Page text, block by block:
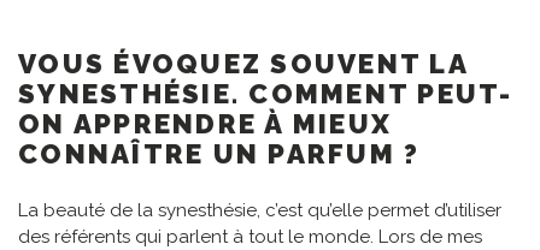
VOUS ÉVOQUEZ SOUVENT LA
SYNESTHÉSIE. COMMENT PEUT-
ON APPRENDRE À MIEUX
CONNAÎTRE UN PARFUM ?
La beauté de la synesthésie, c’est qu’elle permet d’utiliser
des référents qui parlent à tout le monde. Lors de mes